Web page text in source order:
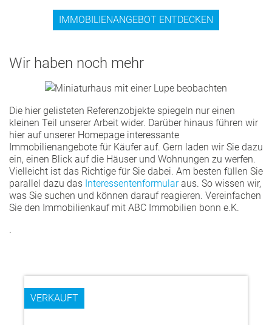
IMMOBILIENANGEBOT ENTDECKEN
Wir haben noch mehr
Die hier gelisteten Referenzobjekte spiegeln nur einen
kleinen Teil unserer Arbeit wider. Darüber hinaus führen wir
hier auf unserer Homepage interessante
Immobilienangebote für Käufer auf. Gern laden wir Sie dazu
ein, einen Blick auf die Häuser und Wohnungen zu werfen.
Vielleicht ist das Richtige für Sie dabei. Am besten füllen Sie
parallel dazu das Interessentenformularaus. So wissen wir,
was Sie suchen und können darauf reagieren. Vereinfachen
Sie den Immobilienkauf mit ABC Immobilien bonn e.K.
.
VERKAUFT